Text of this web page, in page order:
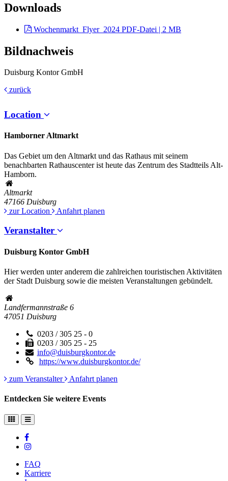
Downloads
Wochenmarkt_Flyer_2024 PDF-Datei | 2 MB
Bildnachweis
Duisburg Kontor GmbH
zurück
Location
Hamborner Altmarkt
Das Gebiet um den Altmarkt und das Rathaus mit seinem
benachbarten Rathauscenter ist heute das Zentrum des Stadtteils Alt-
Hamborn.
Altmarkt
47166 Duisburg
zur Location
Anfahrt planen
Veranstalter
Duisburg Kontor GmbH
Hier werden unter anderem die zahlreichen touristischen Aktivitäten
der Stadt Duisburg sowie die meisten Veranstaltungen gebündelt.
Landfermannstraße 6
47051 Duisburg
0203 / 305 25 - 0
0203 / 305 25 - 25
info@duisburgkontor.de
https://www.duisburgkontor.de/
zum Veranstalter
Anfahrt planen
Entdecken Sie weitere Events
FAQ
Karriere